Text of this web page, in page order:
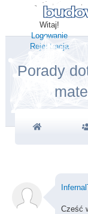
Witaj!
Logowanie
Rejestracja
Porady
Cześć